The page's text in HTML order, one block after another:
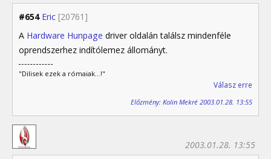
#654 Eric [20761]
A Hardware Hunpage driver oldalán találsz mindenféle
oprendszerhez indítólemez állományt.
"Dilisek ezek a rómaiak...!"
Válasz erre
Előzmény: Kolin Mekré 2003.01.28. 13:55
2003.01.28. 13:55